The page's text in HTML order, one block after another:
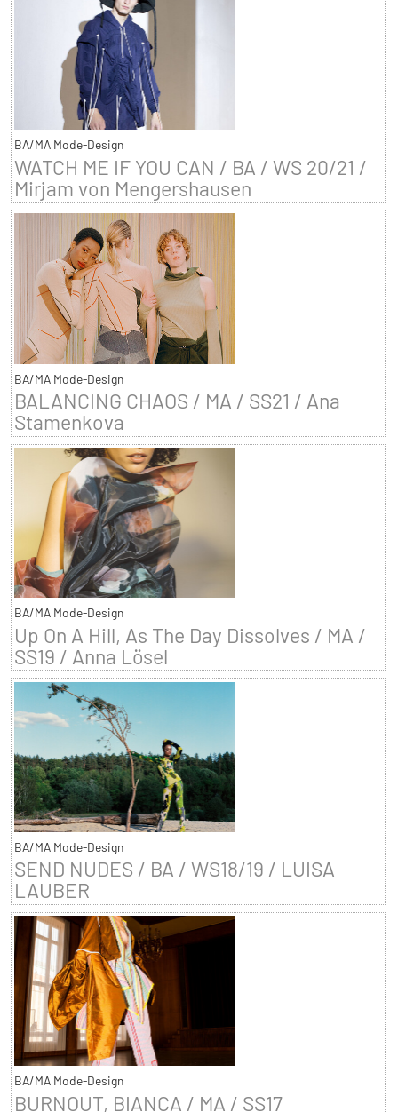
BA/MA Mode-Design
WATCH ME IF YOU CAN / BA / WS 20/21 /
Mirjam von Mengershausen
BA/MA Mode-Design
BALANCING CHAOS / MA / SS21 / Ana
Stamenkova
BA/MA Mode-Design
Up On A Hill, As The Day Dissolves / MA /
SS19 / Anna Lösel
BA/MA Mode-Design
SEND NUDES / BA / WS18/19 / LUISA
LAUBER
BA/MA Mode-Design
BURNOUT, BIANCA / MA / SS17